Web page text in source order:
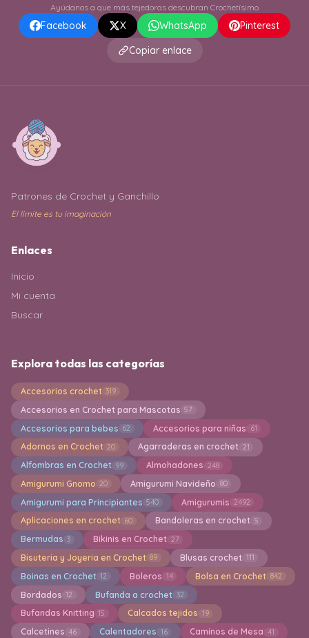
Ayúdanos a que más tejedoras descubran Crochetísimo
Facebook X WhatsApp
Pinterest
Copiar enlace
Patrones de Crochet y Ganchillo
El límite es tu imaginación
Enlaces
Inicio
Mi cuenta
Buscar
Explora todas las categorías
Accesorios crochet 319
Accesorios en Crochet para Mascotas 57
Accesorios para bebes 62 Accesorios para niñas 61
Adornos en Crochet 20 Agarraderas en crochet 21
Alfombras en Crochet 99 Almohadones 248
Amigurumi Gnomo 20 Amigurumi Navideño 80
Amigurumi para Principiantes 540 Amigurumis 2492
Aplicaciones en crochet 60 Bandoleras en crochet 5
Bermudas 3 Bikinis en Crochet 27
Bisuteria y Joyeria en Crochet 89 Blusas crochet 111
Boinas en Crochet 12 Boleros 14 Bolsa en Crochet 842
Bordados 12 Bufanda a crochet 32
Bufandas Knitting 15 Calcados tejidos 19
Calcetines 46 Calentadores 16 Caminos de Mesa 41